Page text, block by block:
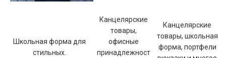
Школьная форма для
стильных.
Канцелярские
товары,
офисные
принадлежност
Канцелярские
товары, школьная
форма, портфели